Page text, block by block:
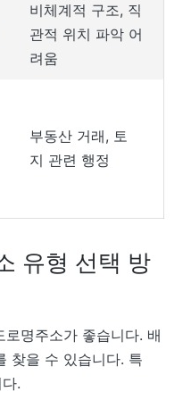
비체계적 구조, 직
관적 위치 파악 어
려움
부동산 거래, 토
지 관련 행정
유형 선택 방
명주소가 좋습니다. 배
찾을 수 있습니다. 특
.